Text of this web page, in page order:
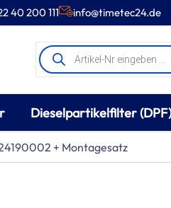
40 200 111 info@timetec24.de
Products
search
Dieselpartikelfilter (DPF)
+ Montagesatz